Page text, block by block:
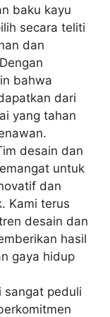
baku kayu
secara teliti
dan
bahwa
dari
yang tahan
desain dan
untuk
dan
Kami terus
desain dan
hasil
gaya hidup
sangat peduli